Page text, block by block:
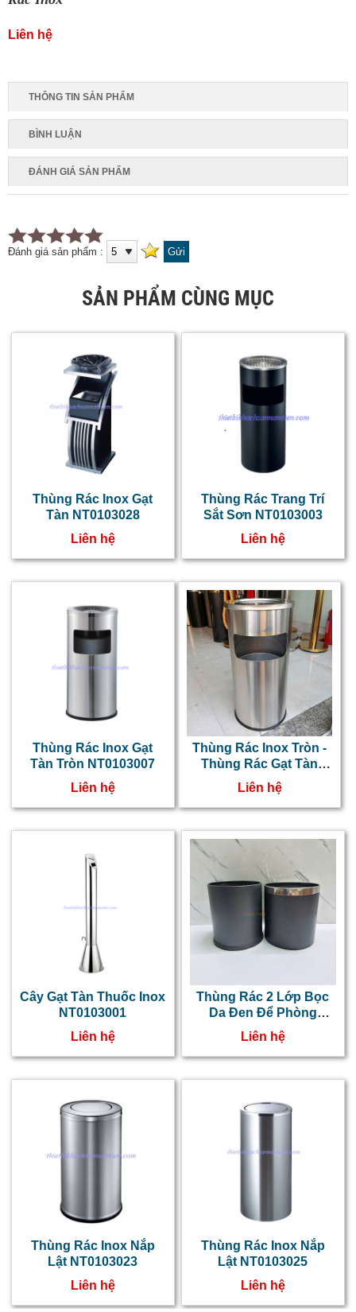
Liên hệ
THÔNG TIN SẢN PHẨM
BÌNH LUẬN
ĐÁNH GIÁ SẢN PHẨM
Đánh giá sản phẩm :
SẢN PHẨM CÙNG MỤC
Thùng Rác Inox Gạt
Tàn NT0103028
Liên hệ
Thùng Rác Trang Trí
Sắt Sơn NT0103003
Liên hệ
Thùng Rác Inox Gạt
Tàn Tròn NT0103007
Liên hệ
Thùng Rác Inox Tròn -
Thùng Rác Gạt Tàn
NTNT0103069
Liên hệ
Cây Gạt Tàn Thuốc Inox
NT0103001
Liên hệ
Thùng Rác 2 Lớp Bọc
Da Đen Để Phòng
Khách Sạn, Văn Phòng
Dạng Tròn
Liên hệ
Thùng Rác Inox Nắp
Lật NT0103023
Liên hệ
Thùng Rác Inox Nắp
Lật NT0103025
Liên hệ